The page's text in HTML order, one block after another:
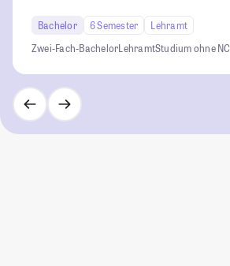
Bachelor 6 Semester
Lehramt
Zwei-Fach-BachelorLehramtStudium ohne NC